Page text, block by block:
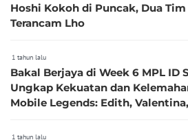
Hoshi Kokoh di Puncak, Dua Tim
Terancam Lho
1 tahun lalu
Bakal Berjaya di Week 6 MPL ID
Ungkap Kekuatan dan
Mobile Legends: Edith,
1 tahun lalu